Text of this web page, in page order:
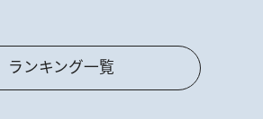
ランキング一覧